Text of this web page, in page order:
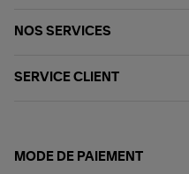
NOS SERVICES
SERVICE CLIENT
MODE DE PAIEMENT